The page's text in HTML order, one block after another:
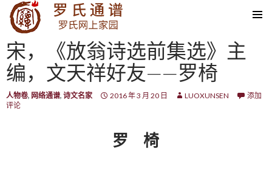
SKIP TO CONTENT
宋，《放翁诗选前集选》主
编，文天祥好友——罗椅
人物卷, 网络通谱, 诗文名家 2016 年 3 月 20 日 LUOXUNSEN
添加
评论
罗 椅